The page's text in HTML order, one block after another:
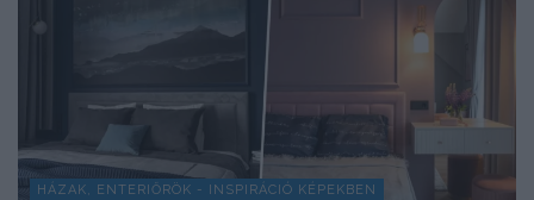
HÁZAK, ENTERIŐRÖK - INSPIRÁCIÓ KÉPEKBEN